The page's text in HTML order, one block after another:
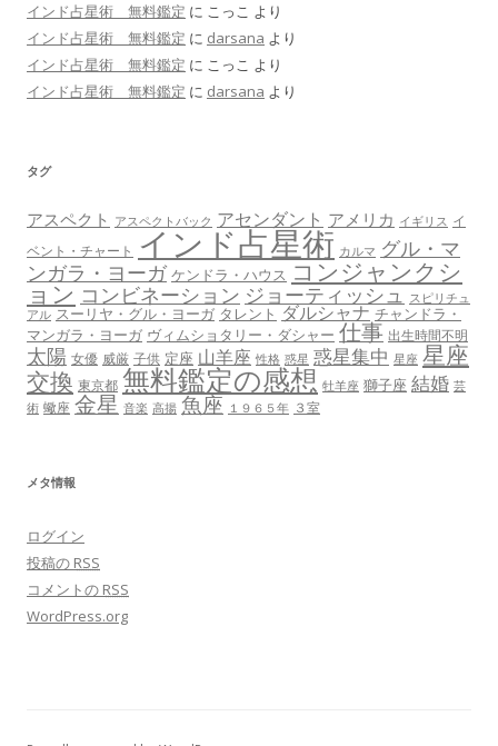
インド占星術 無料鑑定 に こっこ より
インド占星術 無料鑑定 に darsana より
インド占星術 無料鑑定 に こっこ より
インド占星術 無料鑑定 に darsana より
タグ
アスペクト アスペクトバック アセンダント アメリカ イギリス イ
ベント・チャート インド占星術 カルマ グル・マ
ンガラ・ヨーガ ケンドラ・ハウス コンジャンクシ
ョン コンビネーション ジョーティッシュ スピリチュ
アル スーリヤ・グル・ヨーガ タレント ダルシャナ チャンドラ・
マンガラ・ヨーガ ヴィムショタリー・ダシャー 仕事 出生時間不明
太陽 女優 威厳 子供 定座 山羊座 性格 惑星 惑星集中 星座 星座
交換 東京都 無料鑑定の感想 牡羊座 獅子座 結婚 芸
術 蠍座 金星 音楽 高揚 魚座 １９６５年 ３室
メタ情報
ログイン
投稿の RSS
コメントの RSS
WordPress.org